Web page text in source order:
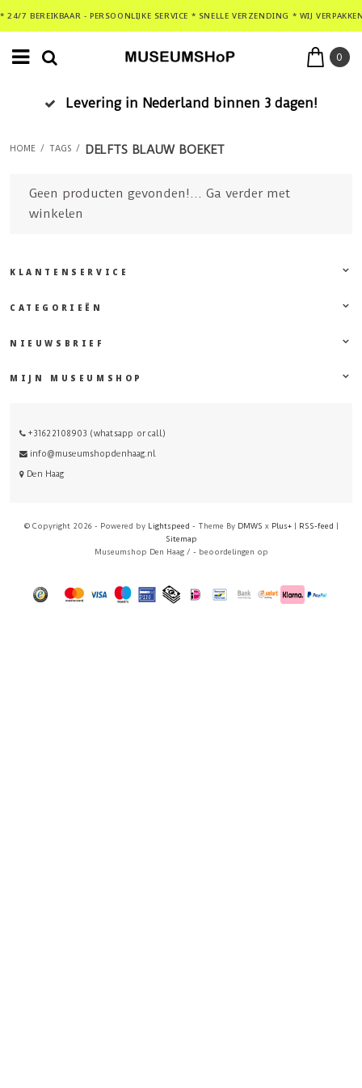
* 24/7 BEREIKBAAR - PERSOONLIJKE SERVICE * SNELLE VERZENDING * WIJ
0
Levering in Nederland binnen 3 dagen!
HOME / TAGS / DELFTS BLAUW BOEKET
Geen producten gevonden!... Ga verder met
winkelen
KLANTENSERVICE
CATEGORIEËN
NIEUWSBRIEF
MIJN MUSEUMSHOP
+31622108903 (whatsapp or call)
info@museumshopdenhaag.nl
Den Haag
© Copyright 2026 - Powered by Lightspeed - Theme By DMWS x Plus+| RSS-feed |
Sitemap
Museumshop Den Haag / - beoordelingen op